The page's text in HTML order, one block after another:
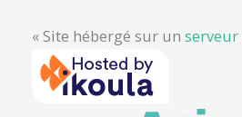
« Site hébergé sur un serveur